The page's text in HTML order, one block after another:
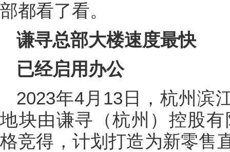
部都看了看。
谦寻总部大楼速度最快
已经启用办公
2023年4月13日，杭州滨
地块由谦寻（杭州）控股
格竞得，计划打造为新零售